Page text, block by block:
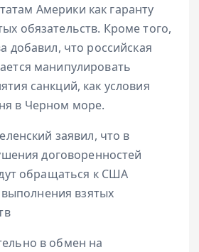
Америки как гаранту
обязательств. Кроме того,
добавил, что российская
манипулировать
санкций, как условия
в Черном море.
заявил, что в
договоренностей
обращаться к США
выполнения взятых
в обмен на